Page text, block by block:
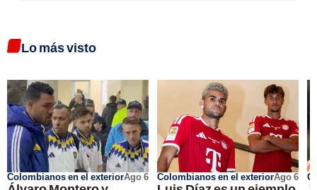
Lo más visto
Colombianos en el exteriorAgo 6 Colombianos en el exteriorAgo 6